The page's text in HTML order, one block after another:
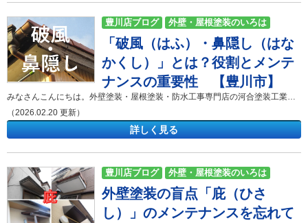
「破風（はふ）・鼻隠し（はな
かくし）」とは？役割とメンテ
ナンスの重要性 【豊川市】
（2026.02.20 更新）
詳しく見る
豊川店ブログ 外壁・屋根塗装のいろは
外壁塗装の盲点「庇（ひさ
し）」のメンテナンスを忘れて
豊川店ブログ
外壁・屋根塗装のいろは
外壁リフォーム